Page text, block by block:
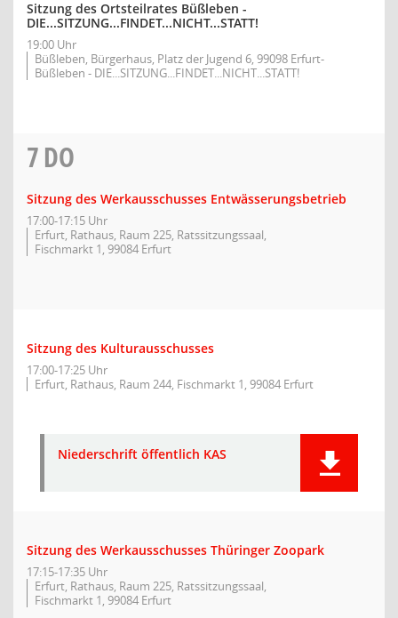
Sitzung des Ortsteilrates Büßleben -
DIE...SITZUNG...FINDET...NICHT...STATT!
19:00 Uhr
Büßleben, Bürgerhaus, Platz der Jugend 6, 99098 Erfurt-
Büßleben - DIE...SITZUNG...FINDET...NICHT...STATT!
7DO
Sitzung des Werkausschusses Entwässerungsbetrieb
17:00-17:15 Uhr
Erfurt, Rathaus, Raum 225, Ratssitzungssaal,
Fischmarkt 1, 99084 Erfurt
Sitzung des Kulturausschusses
17:00-17:25 Uhr
Erfurt, Rathaus, Raum 244, Fischmarkt 1, 99084 Erfurt
Niederschrift öffentlich KAS
Sitzung des Werkausschusses Thüringer Zoopark
17:15-17:35 Uhr
Erfurt, Rathaus, Raum 225, Ratssitzungssaal,
Fischmarkt 1, 99084 Erfurt